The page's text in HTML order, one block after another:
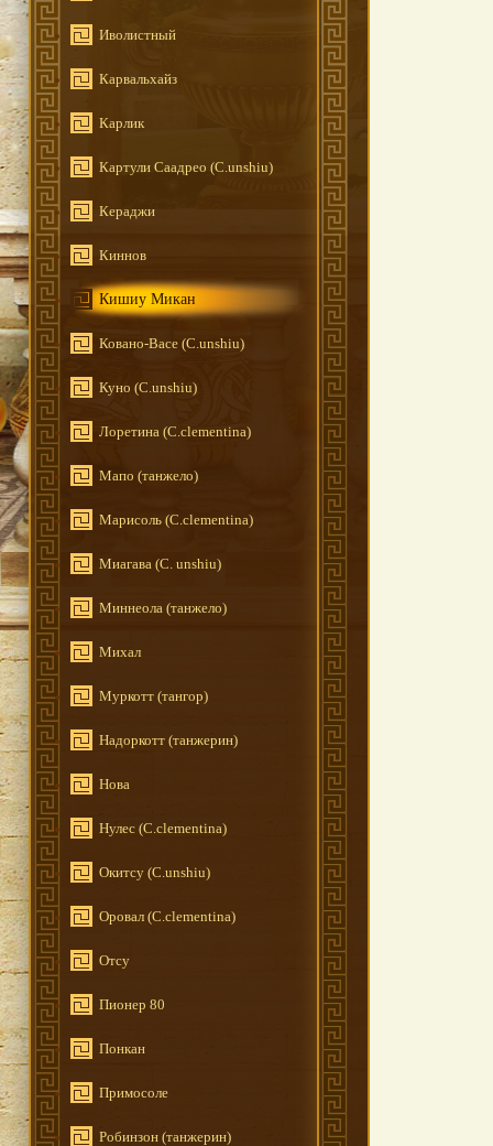
Иволистный
Карвальхайз
Карлик
Картули Саадрео (C.unshiu)
Кераджи
Киннов
Кишиу Микан
Ковано-Васе (C.unshiu)
Куно (C.unshiu)
Лоретина (C.clementina)
Мапо (танжело)
Марисоль (C.clementina)
Миагава (C. unshiu)
Миннеола (танжело)
Михал
Муркотт (тангор)
Надоркотт (танжерин)
Нова
Нулес (C.clementina)
Окитсу (C.unshiu)
Оровал (C.clementina)
Отсу
Пионер 80
Понкан
Примосоле
Робинзон (танжерин)